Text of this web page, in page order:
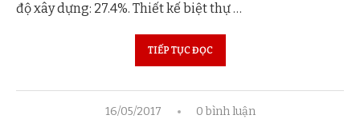
độ xây dựng: 27.4%. Thiết kế biệt thự …
TIẾP TỤC ĐỌC
16/05/2017 0 bình luận